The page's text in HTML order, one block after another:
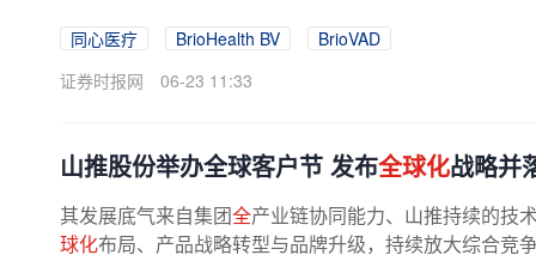
同心医疗 BrioHealth BV
BrioVAD
证券时报网
06-23 11:33
山推股份举办全球客户节 发布全球化战略并
其发展底气来自集团全产业链协同能力、山推持续的技
球化布局、产品战略转型与品牌升级，持续放大综合竞